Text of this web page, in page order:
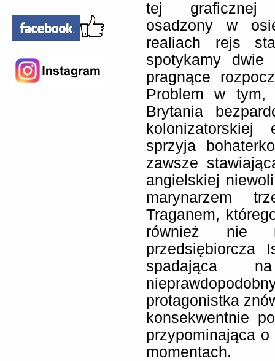
tej graficznej
osadzony w
realiach rejs
spotykamy dwie
pragnące
Problem w
Brytania
kolonizatorskiej
sprzyja
zawsze
angielskiej
marynarzem
Traganem,
również nie
przedsiębiorcza
spadająca
protagonistka
konsekwentnie
przypominająca
momentach.